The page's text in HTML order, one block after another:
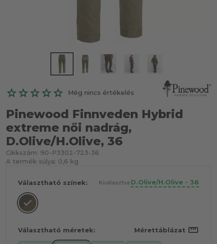
Még nincs értékelés
Pinewood Finnveden Hybrid
extreme női nadrág,
D.Olive/H.Olive, 36
Cikkszám: 90-P3302-723-36
A termék súlya: 0,6 kg
Választható színek: Kiválasztva:D.Olive/H.Olive - 36
Választható méretek: Mérettáblázat straighten